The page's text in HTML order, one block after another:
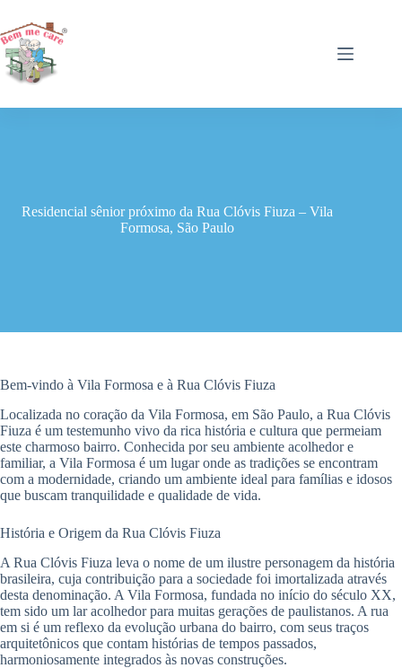
para
o
conteúdo
Residencial sênior próximo da Rua Clóvis Fiuza – Vila
Formosa, São Paulo
Bem-vindo à Vila Formosa e à Rua Clóvis Fiuza
Localizada no coração da Vila Formosa, em São Paulo, a Rua Clóvis
Fiuza é um testemunho vivo da rica história e cultura que permeiam
este charmoso bairro. Conhecida por seu ambiente acolhedor e
familiar, a Vila Formosa é um lugar onde as tradições se encontram
com a modernidade, criando um ambiente ideal para famílias e idosos
que buscam tranquilidade e qualidade de vida.
História e Origem da Rua Clóvis Fiuza
A Rua Clóvis Fiuza leva o nome de um ilustre personagem da história
brasileira, cuja contribuição para a sociedade foi imortalizada através
desta denominação. A Vila Formosa, fundada no início do século XX,
tem sido um lar acolhedor para muitas gerações de paulistanos. A rua
em si é um reflexo da evolução urbana do bairro, com seus traços
arquitetônicos que contam histórias de tempos passados,
harmoniosamente integrados às novas construções.